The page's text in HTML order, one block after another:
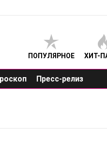
ПОПУЛЯРНОЕ ХИТ-
Пресс-релиз